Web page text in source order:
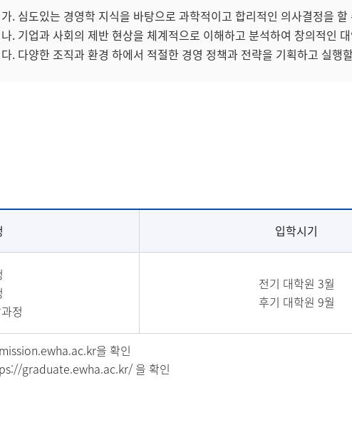
가. 심도있는 경영학 지식을 바탕으로 과학적이고 합리적인 의사결정을
나. 기업과 사회의 제반 현상을 체계적으로 이해하고 분석하여 창의적인
다. 다양한 조직과 환경 하에서 적절한 경영 정책과 전략을 기획하고 실행
입학시기
정
전기 대학원 3월
후기 대학원 9월
을 확인
graduate.ewha.ac.kr/ 을 확인